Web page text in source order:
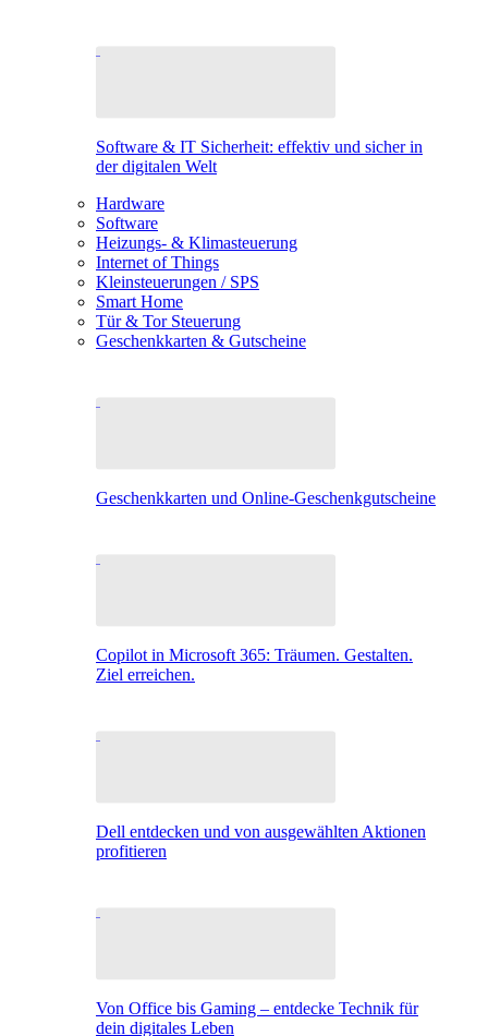
Software & IT Sicherheit: effektiv und sicher in
der digitalen Welt
Hardware
Software
Heizungs- & Klimasteuerung
Internet of Things
Kleinsteuerungen / SPS
Smart Home
Tür & Tor Steuerung
Geschenkkarten & Gutscheine
Geschenkkarten und Online-Geschenkgutscheine
Copilot in Microsoft 365: Träumen. Gestalten.
Ziel erreichen.
Dell entdecken und von ausgewählten Aktionen
profitieren
Von Office bis Gaming – entdecke Technik für
dein digitales Leben